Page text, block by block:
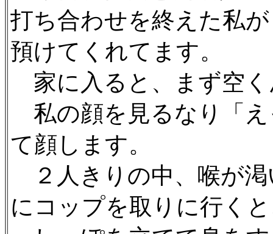
打ち合わせを終えた私
預けてくれてます。
家に入ると、まず空
私の顔を見るなり「
て顔します。
２人きりの中、喉が
にコップを取りに行く